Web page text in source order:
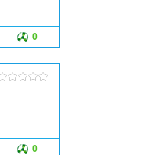
0
0